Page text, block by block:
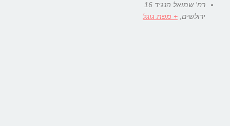
רח' שמואל הנגיד 16
ירולשים + מפת גוגל